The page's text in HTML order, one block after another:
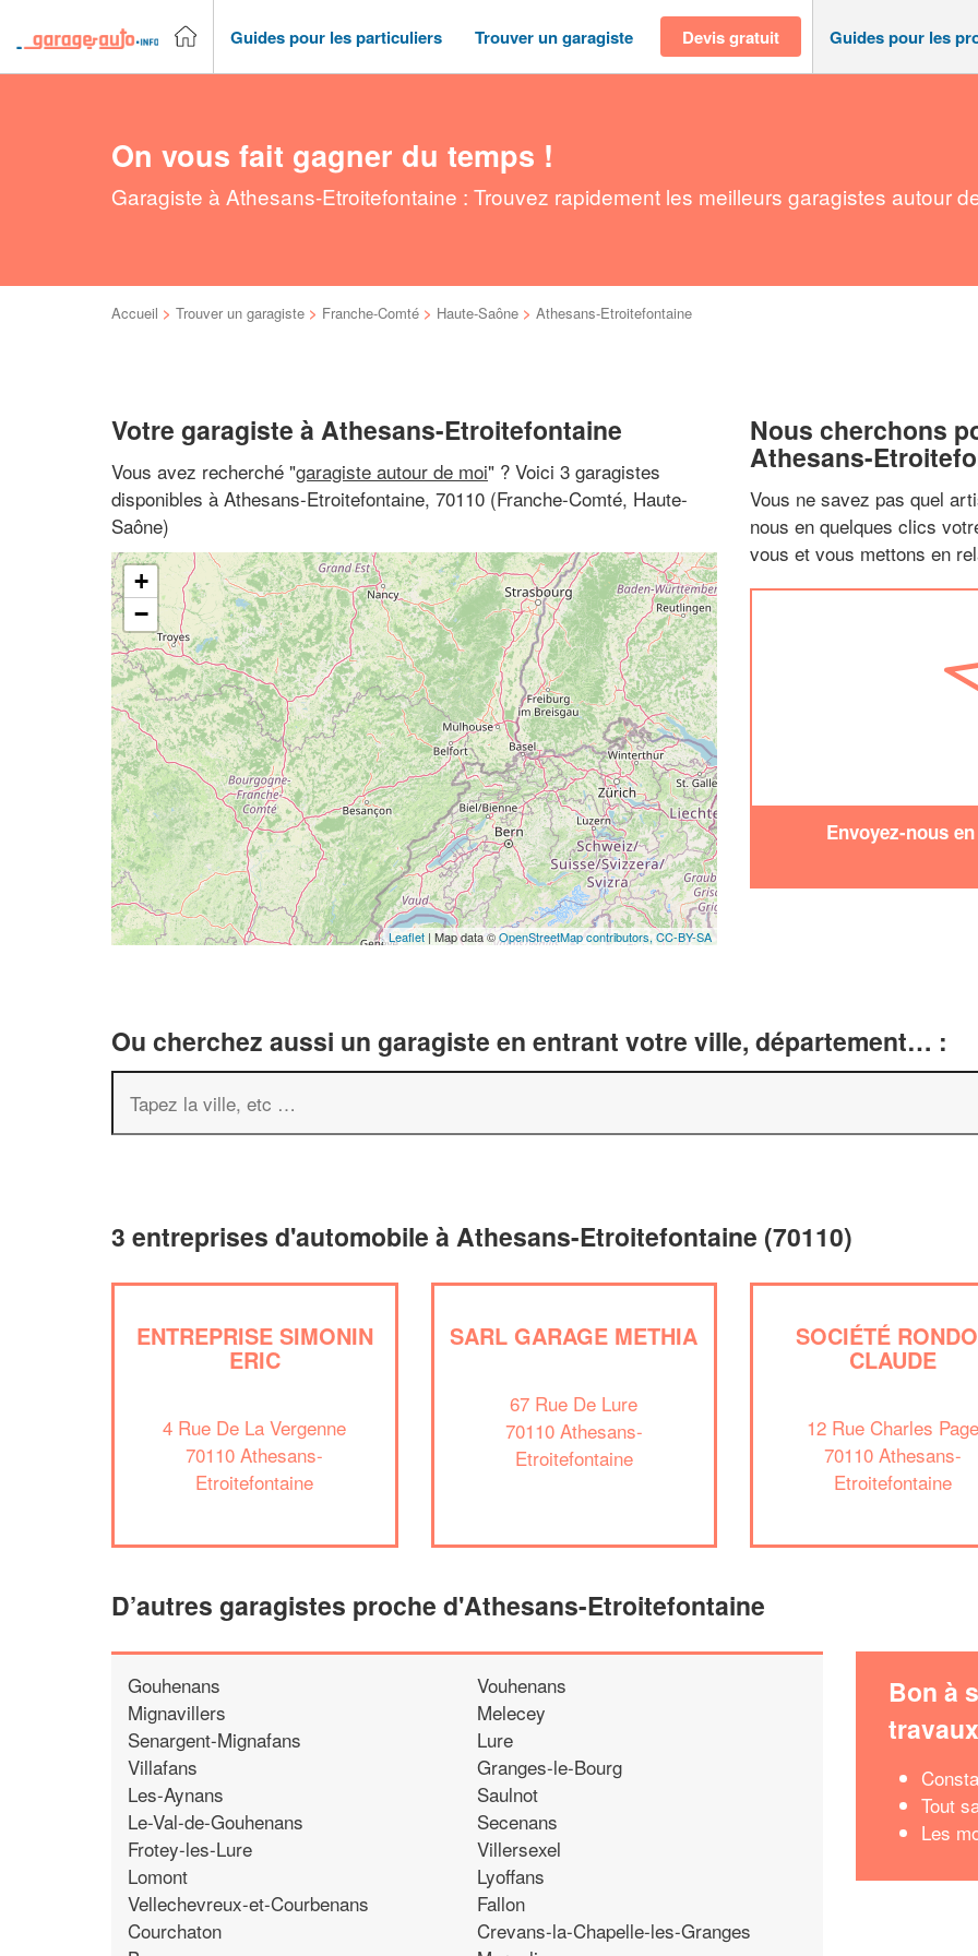
Guides pour les particuliers Trouver un garagiste Devis gratuit Guides pour les
On vous fait gagner du temps !
Garagiste à Athesans-Etroitefontaine : Trouvez rapidement les meilleurs garagistes autour
Accueil > Trouver un garagiste > Franche-Comté > Haute-Saône > Athesans-Etroitefontaine
Votre garagiste à Athesans-Etroitefontaine
Vous avez recherché "garagiste autour de moi" ? Voici 3 garagistes
disponibles à Athesans-Etroitefontaine, 70110 (Franche-Comté, Haute-
Saône)
+
−
Leaflet | Map data ©OpenStreetMap contributors, CC-BY-SA
Nous cherchons
Athesans-
Vous ne savez pas quel
nous en quelques clics
vous et vous mettons en
Envoyez-nous
Ou cherchez aussi un garagiste en entrant votre ville, département… :
3 entreprises d'automobile à Athesans-Etroitefontaine (70110)
ENTREPRISE SIMONIN
ERIC
4 Rue De La Vergenne
70110 Athesans-
Etroitefontaine
SARL GARAGE METHIA
67 Rue De Lure
70110 Athesans-
Etroitefontaine
SOCIÉTÉ
CLAUDE
12 Rue Charles Page
70110 Athesans-
Etroitefontaine
D’autres garagistes proche d'Athesans-Etroitefontaine
Gouhenans
Mignavillers
Senargent-Mignafans
Villafans
Les-Aynans
Le-Val-de-Gouhenans
Frotey-les-Lure
Lomont
Vellechevreux-et-Courbenans
Courchaton
Vouhenans
Melecey
Lure
Granges-le-Bourg
Saulnot
Secenans
Villersexel
Lyoffans
Fallon
Crevans-la-Chapelle-les-Granges
Bon à
travaux
Tout
Les